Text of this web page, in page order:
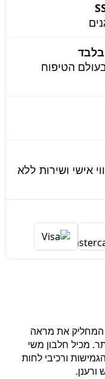
בלבד
הטיפוח
אישי ושירות ללא
המחליק את מראה
מכיל חלבון משי
ורכיבי לחות